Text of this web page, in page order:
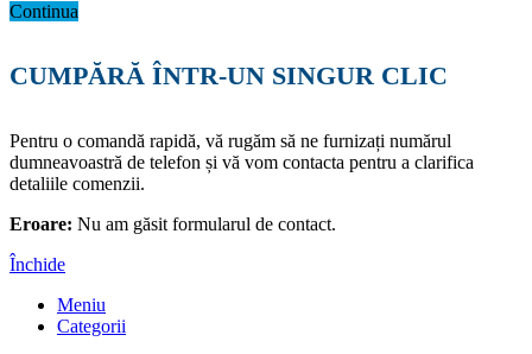
Continua
CUMPĂRĂ ÎNTR-UN SINGUR CLIC
Pentru o comandă rapidă, vă rugăm să ne furnizați numărul
dumneavoastră de telefon și vă vom contacta pentru a clarifica
detaliile comenzii.
Eroare: Nu am găsit formularul de contact.
Închide
Meniu
Categorii